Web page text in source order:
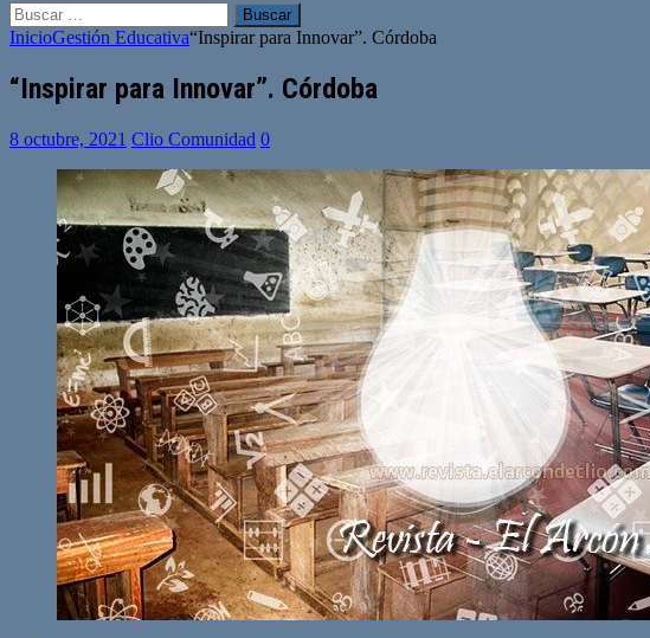
Buscar:
InicioGestión Educativa“Inspirar para Innovar”. Córdoba
“Inspirar para Innovar”. Córdoba
8 octubre, 2021 Clio Comunidad 0